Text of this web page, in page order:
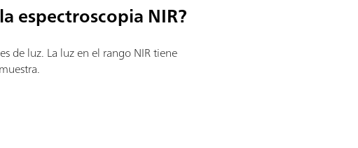
espectroscopia NIR?
de luz. La luz en el rango NIR tiene